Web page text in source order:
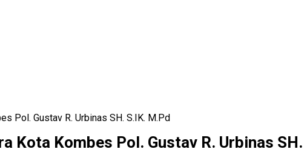
Pol. Gustav R. Urbinas SH. S.IK. M.Pd
Kota Kombes Pol. Gustav R. Urbinas